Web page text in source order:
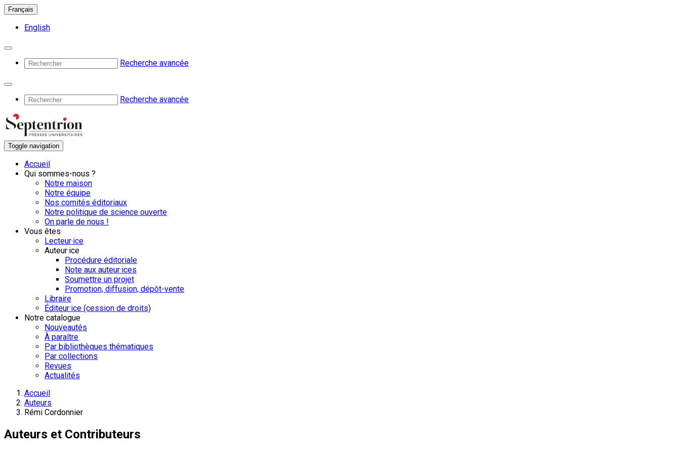
Français
English
Recherche avancée
Recherche avancée
Toggle navigation
Accueil
Qui sommes-nous ?
Notre maison
Notre équipe
Nos comités éditoriaux
Notre politique de science ouverte
On parle de nous !
Vous êtes
Lecteur·ice
Auteur·ice
Procédure éditoriale
Note aux auteur·ices
Soumettre un projet
Promotion, diffusion, dépôt-vente
Libraire
Éditeur·ice (cession de droits)
Notre catalogue
Nouveautés
À paraître
Par bibliothèques thématiques
Par collections
Revues
Actualités
Accueil
Auteurs
Rémi Cordonnier
Auteurs et Contributeurs